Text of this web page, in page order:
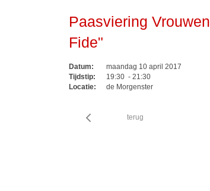
Paasviering
Fide"
Datum:
maandag 10 april 2017
Tijdstip:
19:30 - 21:30
Locatie:
de Morgenster
terug